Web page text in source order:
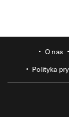
O nas
Polityka